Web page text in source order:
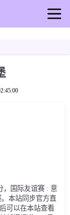
，国际友谊赛 : 意
本站同步官方直
可以在本站查看